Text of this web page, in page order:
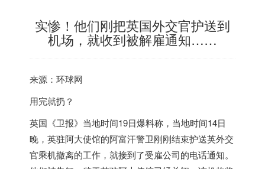
实惨！他们刚把英国外交官护送到
机场，就收到被解雇通知……
来源：环球网
用完就扔？
英国 《卫报》当地时间19日爆料称，当地时间14日
晚，英驻阿大使馆的阿富汗警卫刚刚结束护送英外交
官乘机撤离的工作，就接到了受雇公司的电话通知。